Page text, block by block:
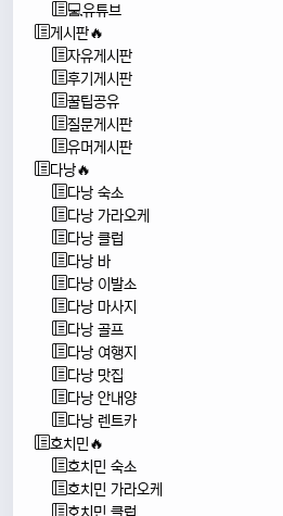
💻유튜브
게시판🔥
자유게시판
후기게시판
꿀팁공유
질문게시판
유머게시판
다낭🔥
다낭 숙소
다낭 가라오케
다낭 클럽
다낭 바
다낭 이발소
다낭 마사지
다낭 골프
다낭 여행지
다낭 맛집
다낭 안내양
다낭 렌트카
호치민🔥
호치민 숙소
호치민 가라오케
호치민 클럽